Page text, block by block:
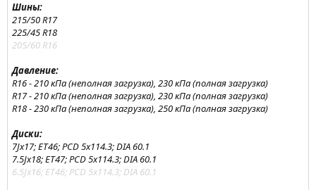
Шины:
215/50 R17
225/45 R18
205/60 R16
Давление:
R16 - 210 кПа (неполная загрузка), 230 кПа (полная загрузка)
R17 - 210 кПа (неполная загрузка), 230 кПа (полная загрузка)
R18 - 230 кПа (неполная загрузка), 250 кПа (полная загрузка)
Диски:
7Jx17; ET46; PCD 5x114.3; DIA 60.1
7.5Jx18; ET47; PCD 5x114.3; DIA 60.1
6.5Jx16; ET46; PCD 5x114.3; DIA 60.1